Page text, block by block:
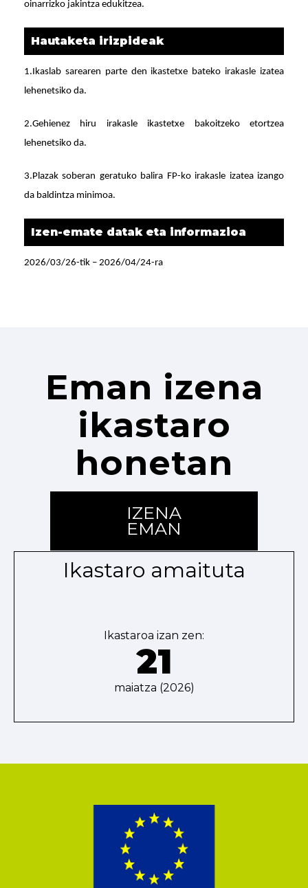
oinarrizko jakintza edukitzea.
Hautaketa irizpideak
1.Ikaslab sarearen parte den ikastetxe bateko irakasle izatea
lehenetsiko da.
2.Gehienez hiru irakasle ikastetxe bakoitzeko etortzea
lehenetsiko da.
3.Plazak soberan geratuko balira FP-ko irakasle izatea izango
da baldintza minimoa.
Izen-emate datak eta informazioa
2026/03/26-tik – 2026/04/24-ra
Eman izena
ikastaro
honetan
IZENA
EMAN
Ikastaro amaituta
Ikastaroa izan zen:
21
maiatza (2026)